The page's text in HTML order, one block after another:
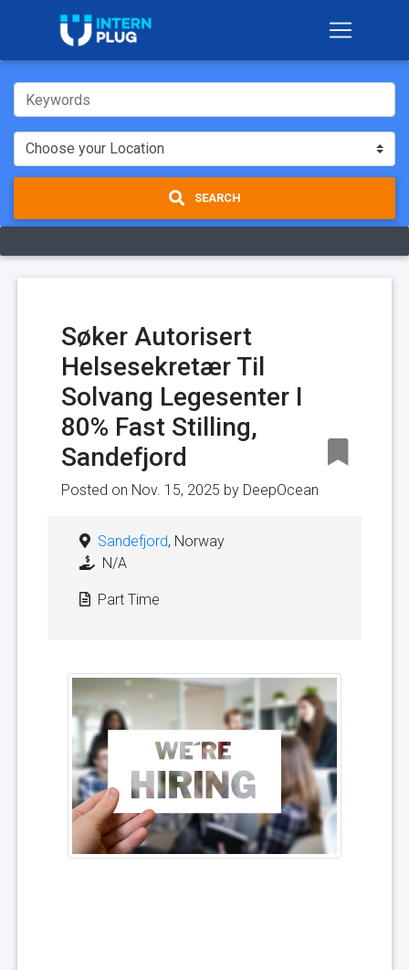
SEARCH
Søker Autorisert
Helsesekretær Til
Solvang Legesenter I
80% Fast Stilling,
Sandefjord
Posted on Nov. 15, 2025 by DeepOcean
Sandefjord, Norway
N/A
Part Time